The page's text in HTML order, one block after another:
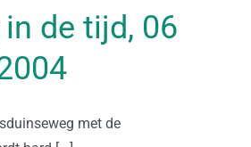
de tijd, 06
met de